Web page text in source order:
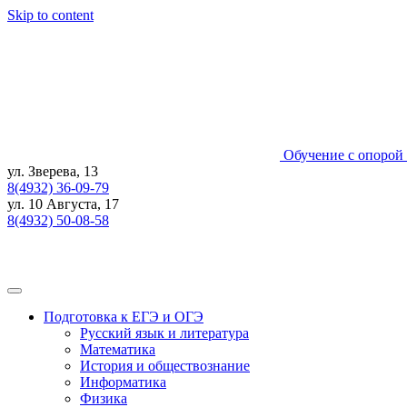
Skip to content
Обучение с опорой
ул. Зверева, 13
8(4932) 36-09-79
ул. 10 Августа, 17
8(4932) 50-08-58
Подготовка к ЕГЭ и ОГЭ
Русский язык и литература
Математика
История и обществознание
Информатика
Физика